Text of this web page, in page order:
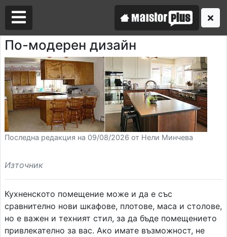
По-модерен дизайн
Последна редакция на 09/08/2026 от Нели Минчева
Източник
Кухненското помещение може и да е със
сравнително нови шкафове, плотове, маса и столове,
но е важен и техният стил, за да бъде помещението
привлекателно за вас. Ако имате възможност, не
Аз съм майстор
Търся майстор